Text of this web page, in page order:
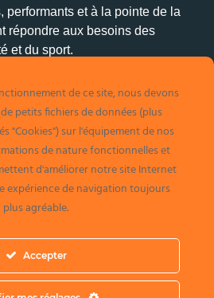
performants et à la pointe de la
répondre aux besoins des
et du sport.
Alban Vistel
Foy-Les-Lyon
de ce site, nous devons
petits fichiers de données (plus
"Cookies") sur l'équipement de nos
de nature fonctionnelles et
d'améliorer notre site Internet
expérience de navigation toujours
plus agréable.
Accepter